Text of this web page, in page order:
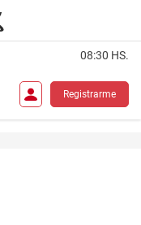
08:30 HS.
Registrarme